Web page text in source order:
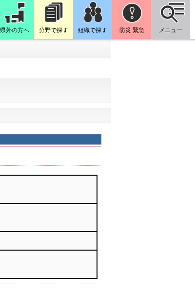
県外の方へ 分野で探す 組織で探す 防災 緊急 メニュー